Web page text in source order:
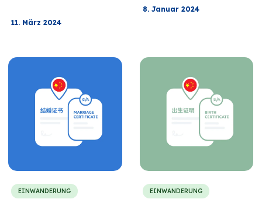
11. März 2024
8. Januar 2024
EINWANDERUNG EINWANDERUNG